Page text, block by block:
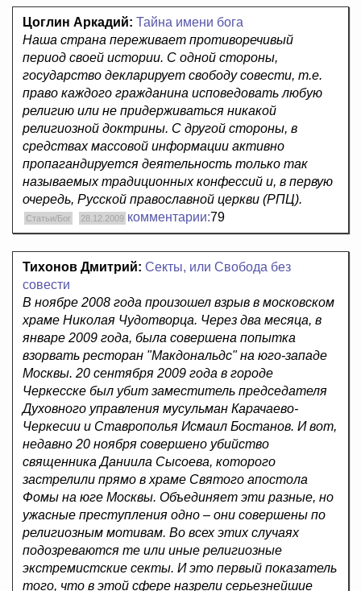
Цоглин Аркадий: Тайна имени бога
Наша страна переживает противоречивый
период своей истории. С одной стороны,
государство декларирует свободу совести, т.е.
право каждого гражданина исповедовать любую
религию или не придерживаться никакой
религиозной доктрины. С другой стороны, в
средствах массовой информации активно
пропагандируется деятельность только так
называемых традиционных конфессий и, в первую
очередь, Русской православной церкви (РПЦ).
Статьи/Бог 28.12.2009 комментарии:79
Тихонов Дмитрий: Секты, или Свобода без
совести
В ноябре 2008 года произошел взрыв в московском
храме Николая Чудотворца. Через два месяца, в
январе 2009 года, была совершена попытка
взорвать ресторан "Макдональдс" на юго-западе
Москвы. 20 сентября 2009 года в городе
Черкесске был убит заместитель председателя
Духовного управления мусульман Карачаево-
Черкесии и Ставрополья Исмаил Бостанов. И вот,
недавно 20 ноября совершено убийство
священника Даниила Сысоева, которого
застрелили прямо в храме Святого апостола
Фомы на юге Москвы. Объединяет эти разные, но
ужасные преступления одно – они совершены по
религиозным мотивам. Во всех этих случаях
подозреваются те или иные религиозные
экстремистские секты. И это первый показатель
того, что в этой сфере назрели серьезнейшие